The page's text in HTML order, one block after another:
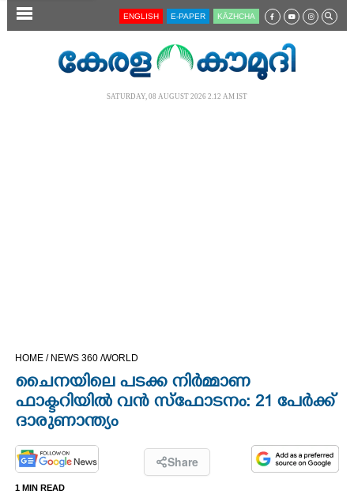
SECTIONS
OPINION
PHOTOS
ENGLISH E-PAPER KĀZHCHA
SATURDAY, 08 AUGUST 2026 2.12 AM IST
HOME / NEWS 360 /WORLD
ചൈനയിലെ പടക്ക നിർമ്മാണ
ഫാക്ടറിയിൽ വൻ സ്ഫോടനം: 21 പേർക്ക്
ദാരുണാന്ത്യം
Share
1 MIN READ